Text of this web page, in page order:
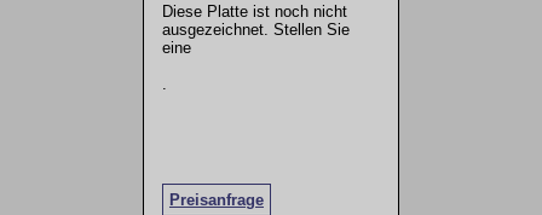
Diese Platte ist noch nicht
ausgezeichnet. Stellen Sie
eine
Preisanfrage